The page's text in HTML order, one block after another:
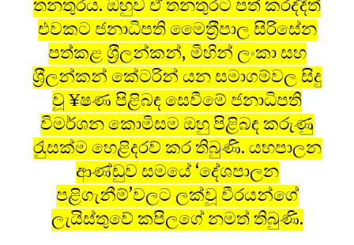
තනතුරය. ඔහුව ඒ තනතුරට පත් කරද්දීත්
එවකට ජනාධිපති මෛත‍්‍රීපාල සිරිසේන
පත්කළ ශ‍්‍රීලන්කන්, මිහින් ලංකා සහ
ශ‍්‍රීලන්කන් කේටරින් යන සමාගම්වල සිදු
වූ ¥ෂණ පිළිබඳ සෙවීමේ ජනාධිපති
විමර්ශන කොමිසම ඔහු පිළිබඳ කරුණු
රැුසක්ම හෙළිදරව් කර තිබුණි. යහපාලන
ආණ්ඩුව සමයේ ‘දේශපාලන
පළිගැනීම්’වලට ලක්වූ වීරයන්ගේ
ලැයිස්තුවේ කපිලගේ නමත් තිබුණි.